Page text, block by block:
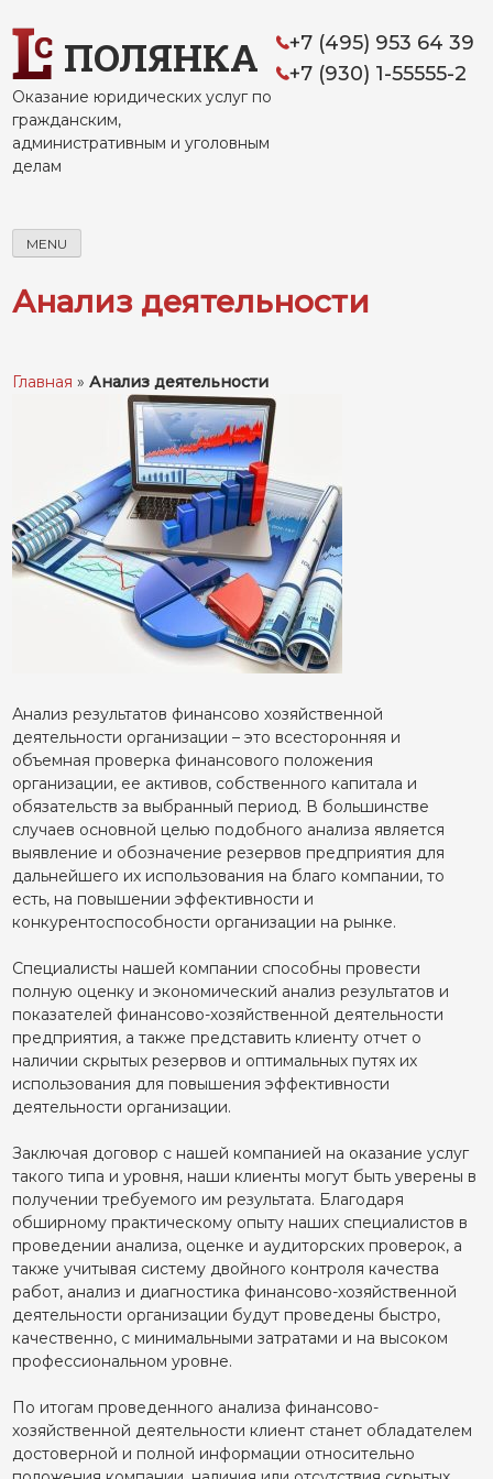
to
contentПОЛЯНКА
Оказание юридических услуг по
гражданским,
административным и уголовным
делам
+7 (495) 953 64 39
+7 (930) 1-55555-2
MENU
Анализ деятельности
Главная »Анализ деятельности
Анализ результатов финансово хозяйственной
деятельности организации – это всесторонняя и
объемная проверка финансового положения
организации, ее активов, собственного капитала и
обязательств за выбранный период. В большинстве
случаев основной целью подобного анализа является
выявление и обозначение резервов предприятия для
дальнейшего их использования на благо компании, то
есть, на повышении эффективности и
конкурентоспособности организации на рынке.
Специалисты нашей компании способны провести
полную оценку и экономический анализ результатов и
показателей финансово-хозяйственной деятельности
предприятия, а также представить клиенту отчет о
наличии скрытых резервов и оптимальных путях их
использования для повышения эффективности
деятельности организации.
Заключая договор с нашей компанией на оказание услуг
такого типа и уровня, наши клиенты могут быть уверены в
получении требуемого им результата. Благодаря
обширному практическому опыту наших специалистов в
проведении анализа, оценке и аудиторских проверок, а
также учитывая систему двойного контроля качества
работ, анализ и диагностика финансово-хозяйственной
деятельности организации будут проведены быстро,
качественно, с минимальными затратами и на высоком
профессиональном уровне.
По итогам проведенного анализа финансово-
хозяйственной деятельности клиент станет обладателем
достоверной и полной информации относительно